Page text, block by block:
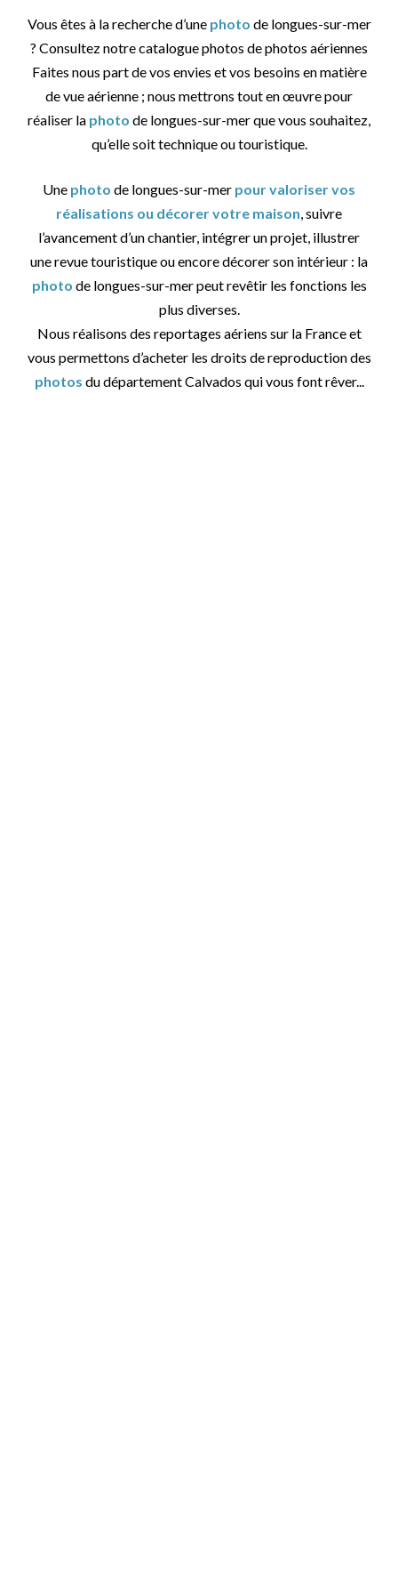
Vous êtes à la recherche d’une photo de longues-sur-mer
? Consultez notre catalogue photos de photos aériennes
Faites nous part de vos envies et vos besoins en matière
de vue aérienne ; nous mettrons tout en œuvre pour
réaliser la photo de longues-sur-mer que vous souhaitez,
qu’elle soit technique ou touristique.
Une photo de longues-sur-mer pour valoriser vos
réalisations ou décorer votre maison, suivre
l’avancement d’un chantier, intégrer un projet, illustrer
une revue touristique ou encore décorer son intérieur : la
photo de longues-sur-mer peut revêtir les fonctions les
plus diverses.
Nous réalisons des reportages aériens sur la France et
vous permettons d’acheter les droits de reproduction des
photos du département Calvados qui vous font rêver...